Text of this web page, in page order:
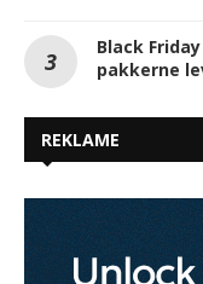
Black
pakkerne
REKLAME